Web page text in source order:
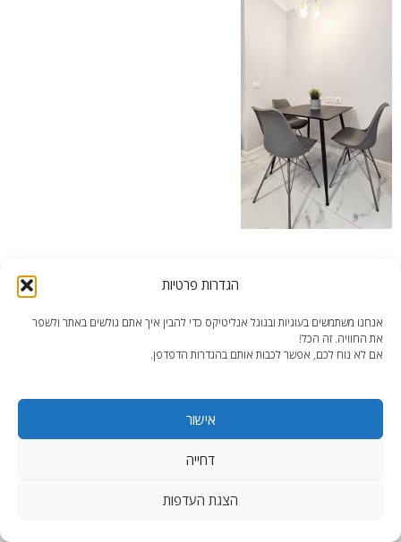
הגדרות פרטיות
אנחנו משתמשים בעוגיות ובגוגל אנליטיקס כדי להבין איך אתם גולשים באתר ולשפר
את החוויה. זה הכל!
אם לא נוח לכם, אפשר לכבות אותם בהגדרות הדפדפן.
אישור
דחייה
הצגת העדפות
WordPress Theme: AccessPress Lite